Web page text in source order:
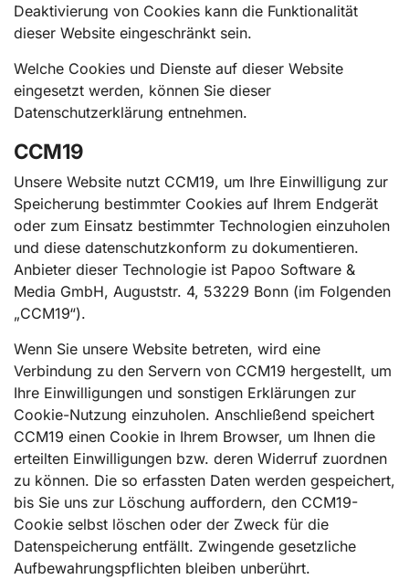
Deaktivierung von Cookies kann die Funktionalität
dieser Website eingeschränkt sein.
Welche Cookies und Dienste auf dieser Website
eingesetzt werden, können Sie dieser
Datenschutzerklärung entnehmen.
CCM19
Unsere Website nutzt CCM19, um Ihre Einwilligung zur
Speicherung bestimmter Cookies auf Ihrem Endgerät
oder zum Einsatz bestimmter Technologien einzuholen
und diese datenschutzkonform zu dokumentieren.
Anbieter dieser Technologie ist Papoo Software &
Media GmbH, Auguststr. 4, 53229 Bonn (im Folgenden
„CCM19“).
Wenn Sie unsere Website betreten, wird eine
Verbindung zu den Servern von CCM19 hergestellt, um
Ihre Einwilligungen und sonstigen Erklärungen zur
Cookie-Nutzung einzuholen. Anschließend speichert
CCM19 einen Cookie in Ihrem Browser, um Ihnen die
erteilten Einwilligungen bzw. deren Widerruf zuordnen
zu können. Die so erfassten Daten werden gespeichert,
bis Sie uns zur Löschung auffordern, den CCM19-
Cookie selbst löschen oder der Zweck für die
Datenspeicherung entfällt. Zwingende gesetzliche
Aufbewahrungspflichten bleiben unberührt.